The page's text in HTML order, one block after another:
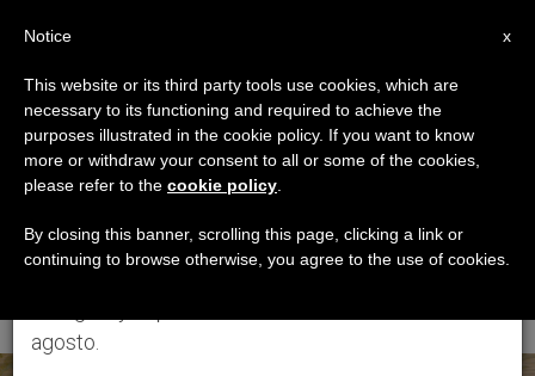
ETIQUETA
Posts Tagged
‘DOMINGO XXI DEL
TIEMPO ORDINARIO’
×
Aviso importante
Del 27 de julio al 7 de agosto haremos la pausa
anual, aprovechando que en el periodo de verano
se generan menos informaciones y también el
agosto.
x
Notice
This website or its third party tools use cookies, which are
necessary to its functioning and required to achieve the
purposes illustrated in the cookie policy. If you want to know
more or withdraw your consent to all or some of the cookies,
please refer to the cookie policy
By closing this banner, scrolling this page, clicking a link or
continuing to browse otherwise, you agree to the use of cookies.